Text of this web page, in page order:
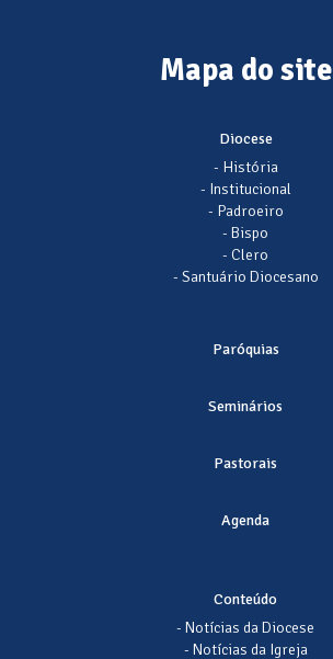
Mapa do site
Diocese
- História
- Institucional
- Padroeiro
- Bispo
- Clero
- Santuário Diocesano
Paróquias
Seminários
Pastorais
Agenda
Conteúdo
- Notícias da Diocese
- Notícias da Igreja